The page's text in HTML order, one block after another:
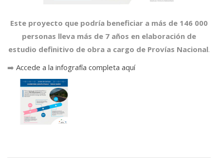
Este proyecto que podría beneficiar a más de 146 000
personas lleva más de 7 años en elaboración de
estudio definitivo de obra a cargo de Provías Nacional.
➡️ Accede a la infografía completa aquí